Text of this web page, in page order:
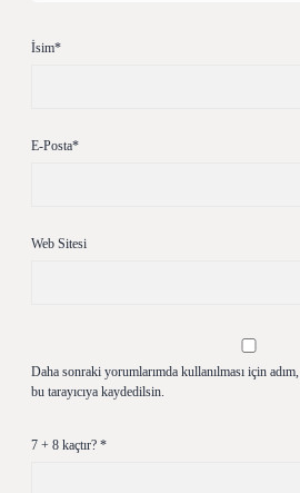
İsim*
E-Posta*
Web Sitesi
Daha sonraki yorumlarımda kullanılması için
bu tarayıcıya kaydedilsin.
7 + 8 kaçtır? *